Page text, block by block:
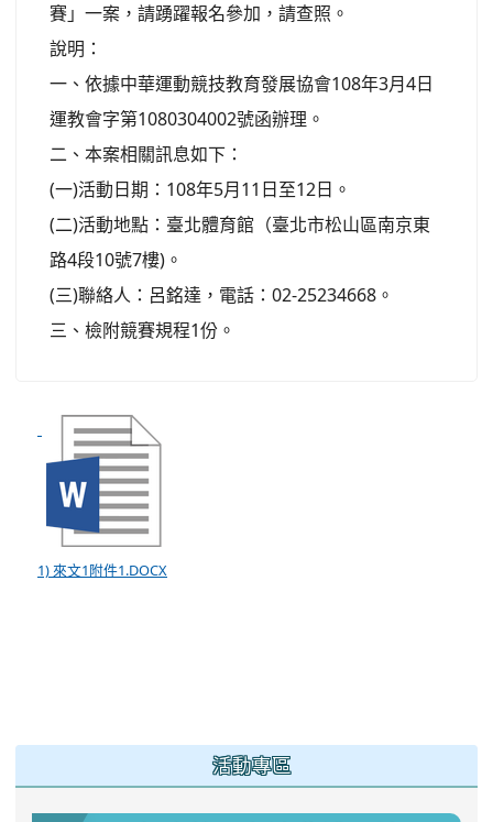
賽」一案，請踴躍報名參加，請查照。
說明：
一、依據中華運動競技教育發展協會108年3月4日
運教會字第1080304002號函辦理。
二、本案相關訊息如下：
(一)活動日期：108年5月11日至12日。
(二)活動地點：臺北體育館（臺北市松山區南京東
路4段10號7樓)。
(三)聯絡人：呂銘達，電話：02-25234668。
三、檢附競賽規程1份。
1) 來文1附件1.DOCX
活動專區